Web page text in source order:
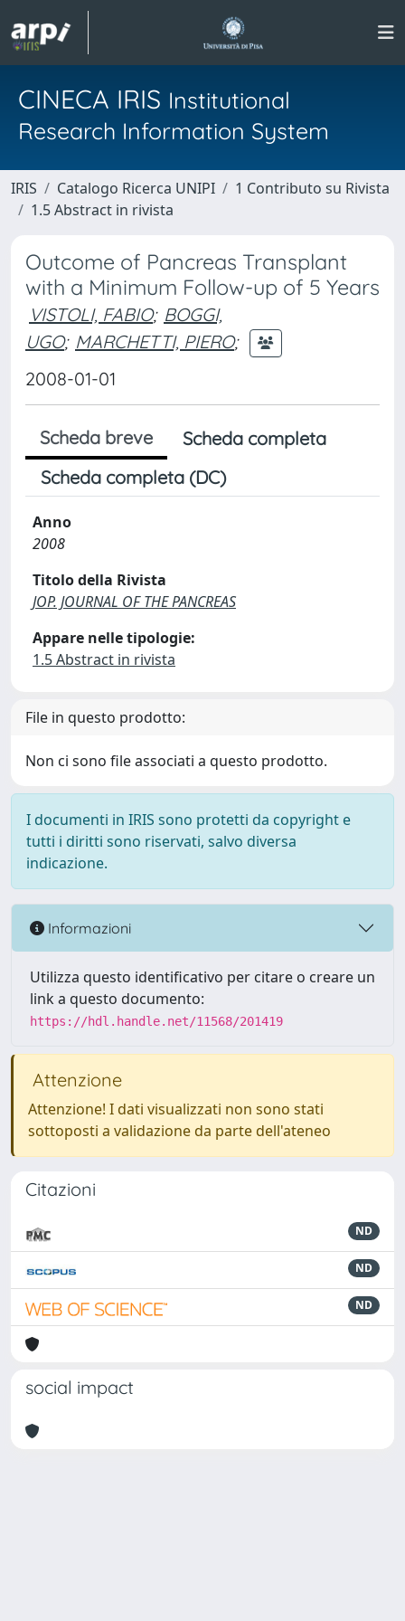
CINECA IRIS Institutional
Research Information System
IRIS Catalogo Ricerca UNIPI
1 Contributo su Rivista
1.5 Abstract in rivista
Outcome of Pancreas Transplant
with a Minimum Follow-up of 5 Years
VISTOLI, FABIO; BOGGI,
UGO; MARCHETTI, PIERO;
2008-01-01
Scheda breve
Scheda completa
Scheda completa (DC)
Anno
2008
Titolo della Rivista
JOP. JOURNAL OF THE PANCREAS
Appare nelle tipologie:
1.5 Abstract in rivista
File in questo prodotto:
Non ci sono file associati a questo prodotto.
I documenti in IRIS sono protetti da copyright e
tutti i diritti sono riservati, salvo diversa
indicazione.
Informazioni
Utilizza questo identificativo per citare o creare un
link a questo documento:
https://hdl.handle.net/11568/201419
Attenzione
Attenzione! I dati visualizzati non sono stati
sottoposti a validazione da parte dell'ateneo
Citazioni
ND
ND
ND
social impact